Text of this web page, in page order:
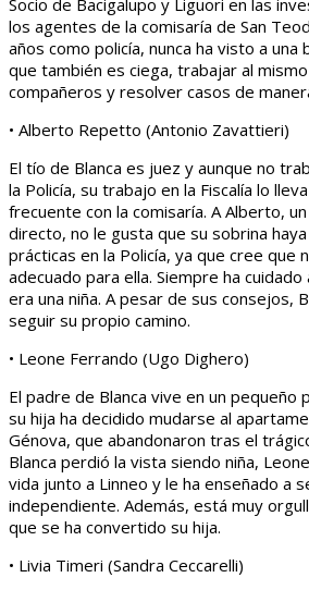
los agentes de la comisaría de San
años como policía, nunca ha visto a una
que también es ciega, trabajar al
compañeros y resolver casos de
• Alberto Repetto (Antonio Zavattieri)
El tío de Blanca es juez y aunque no
la Policía, su trabajo en la Fiscalía lo
frecuente con la comisaría. A Alberto,
directo, no le gusta que su sobrina
prácticas en la Policía, ya que cree que
adecuado para ella. Siempre ha
era una niña. A pesar de sus consejos,
seguir su propio camino.
• Leone Ferrando (Ugo Dighero)
El padre de Blanca vive en un pequeño
su hija ha decidido mudarse al
Génova, que abandonaron tras el
Blanca perdió la vista siendo niña,
vida junto a Linneo y le ha enseñado a
independiente. Además, está muy
que se ha convertido su hija.
• Livia Timeri (Sandra Ceccarelli)